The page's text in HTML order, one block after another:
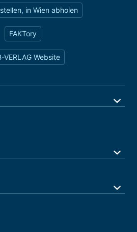
in Wien abholen
FAKTory
VERLAG Website